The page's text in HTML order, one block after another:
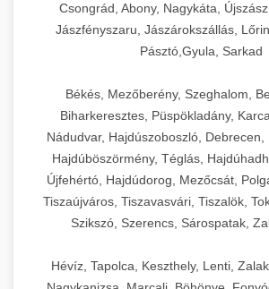
Csongrád, Abony, Nagykáta,
Jászfényszaru, Jászárokszállás,
Pásztó,Gyula, Sarkad
Békés, Mezőberény, Szeghalom,
Biharkeresztes, Püspökladány,
Nádudvar, Hajdúszoboszló, Debrecen,
Hajdúböszörmény, Téglás,
Újfehértó, Hajdúdorog, Mezőcsát,
Tiszaújváros, Tiszavasvári, Tiszalök,
Szikszó, Szerencs, Sárospatak,
Hévíz, Tapolca, Keszthely, Lenti,